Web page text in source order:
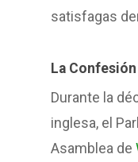
satisfagas
La
Durante la
inglesa, el
Asamblea de